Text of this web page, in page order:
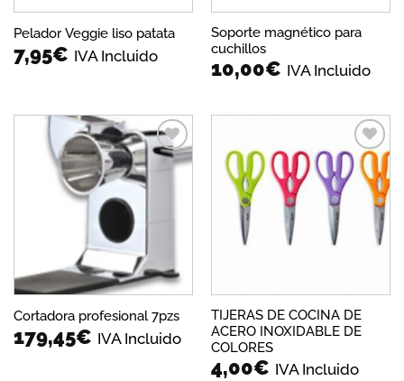
Pelador Veggie liso patata
7,95€ IVA Incluido
Soporte magnético para
cuchillos
10,00€ IVA Incluido
Añadir
Cortadora profesional 7pzs
179,45€ IVA Incluido
Añadir
a la
lista de
deseos
TIJERAS DE COCINA DE
ACERO INOXIDABLE DE
COLORES
4,00€ IVA Incluido